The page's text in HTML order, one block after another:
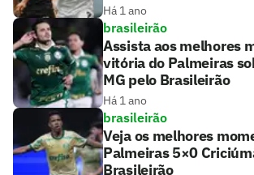
Há 1 ano
brasileirão
Assista aos melhores
vitória do Palmeiras
MG pelo Brasileirão
Há 1 ano
brasileirão
Veja os melhores
Palmeiras 5×0
Brasileirão